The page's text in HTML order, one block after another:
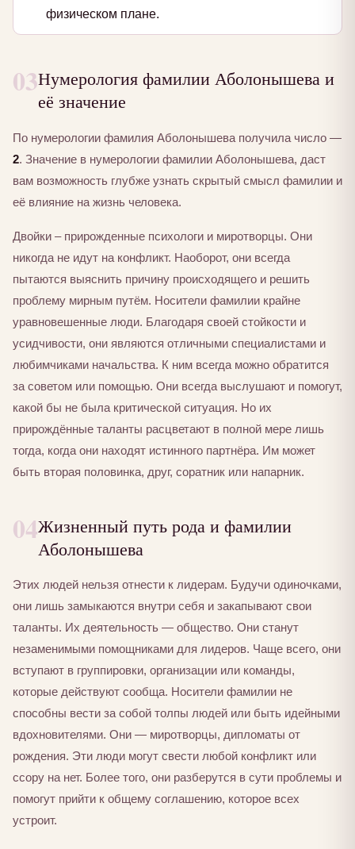
физическом плане.
03Нумерология фамилии Аболонышева и
её значение
По нумерологии фамилия Аболонышева получила число —
2. Значение в нумерологии фамилии Аболонышева, даст
вам возможность глубже узнать скрытый смысл фамилии и
её влияние на жизнь человека.
Двойки – прирожденные психологи и миротворцы. Они
никогда не идут на конфликт. Наоборот, они всегда
пытаются выяснить причину происходящего и решить
проблему мирным путём. Носители фамилии крайне
уравновешенные люди. Благодаря своей стойкости и
усидчивости, они являются отличными специалистами и
любимчиками начальства. К ним всегда можно обратится
за советом или помощью. Они всегда выслушают и помогут,
какой бы не была критической ситуация. Но их
прирождённые таланты расцветают в полной мере лишь
тогда, когда они находят истинного партнёра. Им может
быть вторая половинка, друг, соратник или напарник.
04Жизненный путь рода и фамилии
Аболонышева
Этих людей нельзя отнести к лидерам. Будучи одиночками,
они лишь замыкаются внутри себя и закапывают свои
таланты. Их деятельность — общество. Они станут
незаменимыми помощниками для лидеров. Чаще всего, они
вступают в группировки, организации или команды,
которые действуют сообща. Носители фамилии не
способны вести за собой толпы людей или быть идейными
вдохновителями. Они — миротворцы, дипломаты от
рождения. Эти люди могут свести любой конфликт или
ссору на нет. Более того, они разберутся в сути проблемы и
помогут прийти к общему соглашению, которое всех
устроит.